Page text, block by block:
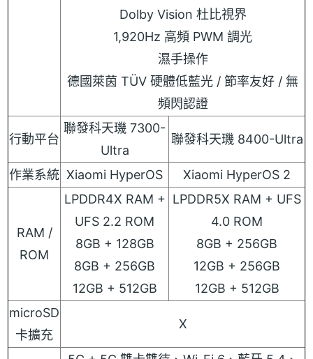
Dolby Vision 杜比視界
1,920Hz 高頻 PWM 調光
濕手操作
德國萊茵 TÜV 硬體低藍光 / 節率友好 / 無
頻閃認證
行動平台
聯發科天璣 7300-
Ultra
聯發科天璣 8400-Ultra
作業系統 Xiaomi HyperOS Xiaomi HyperOS 2
RAM /
ROM
LPDDR4X RAM +
UFS 2.2 ROM
8GB + 128GB
8GB + 256GB
12GB + 512GB
LPDDR5X RAM + UFS
4.0 ROM
8GB + 256GB
12GB + 256GB
12GB + 512GB
microSD
卡擴充
X